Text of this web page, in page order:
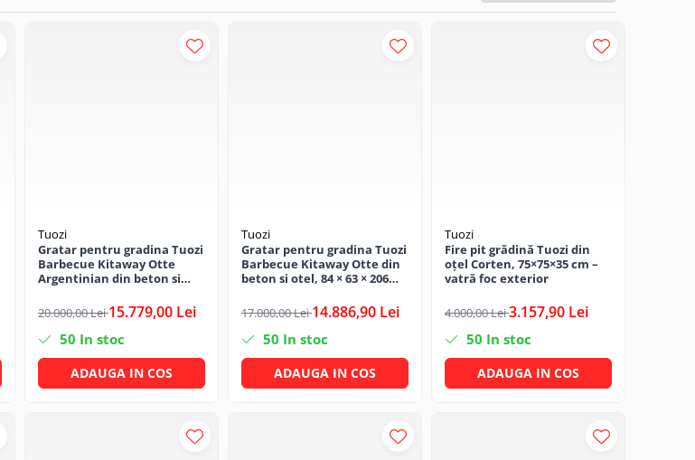
Tuozi
Gratar pentru gradina Tuozi
Barbecue Kitaway Otte
Argentinian din beton si
20.000,00 Lei15.779,00 Lei
50 In stoc
ADAUGA IN COS
Tuozi
Gratar pentru gradina Tuozi
Barbecue Kitaway Otte din
beton si otel, 84 × 63 × 206
17.000,00 Lei14.886,90 Lei
50 In stoc
ADAUGA IN COS
Tuozi
Fire pit grădină Tuozi din
oțel Corten, 75×75×35 cm –
vatră foc exterior
4.000,00 Lei3.157,90 Lei
50 In stoc
ADAUGA IN COS